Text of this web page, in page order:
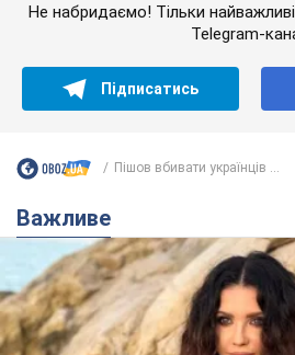
Не набридаємо! Тільки
Telegram-
Підписатись
Пішов вбивати українців ...
Важливе